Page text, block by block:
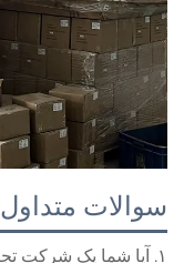
سوالات متداول
۱. آیا شما یک شرکت تجارت هستید یا کارخانه